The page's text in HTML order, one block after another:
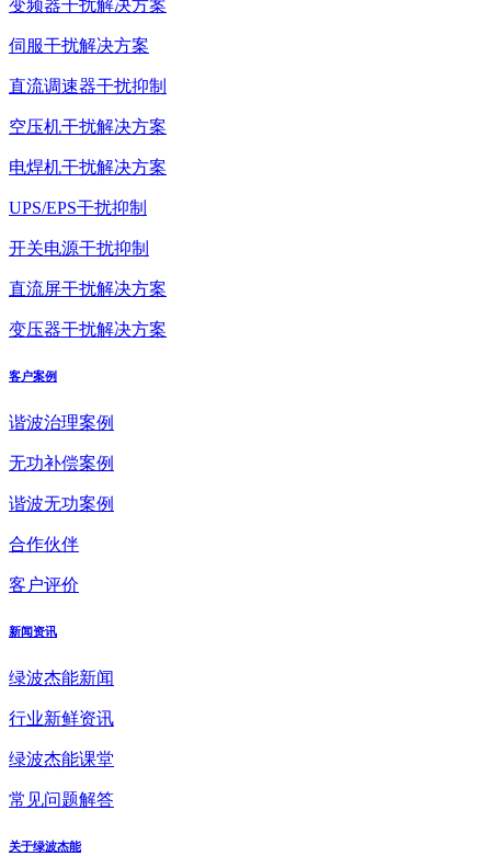
变频器干扰解决方案
伺服干扰解决方案
直流调速器干扰抑制
空压机干扰解决方案
电焊机干扰解决方案
UPS/EPS干扰抑制
开关电源干扰抑制
直流屏干扰解决方案
变压器干扰解决方案
客户案例
谐波治理案例
无功补偿案例
谐波无功案例
合作伙伴
客户评价
新闻资讯
绿波杰能新闻
行业新鲜资讯
绿波杰能课堂
常见问题解答
关于绿波杰能